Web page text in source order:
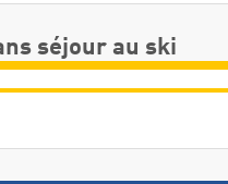
séjour au ski